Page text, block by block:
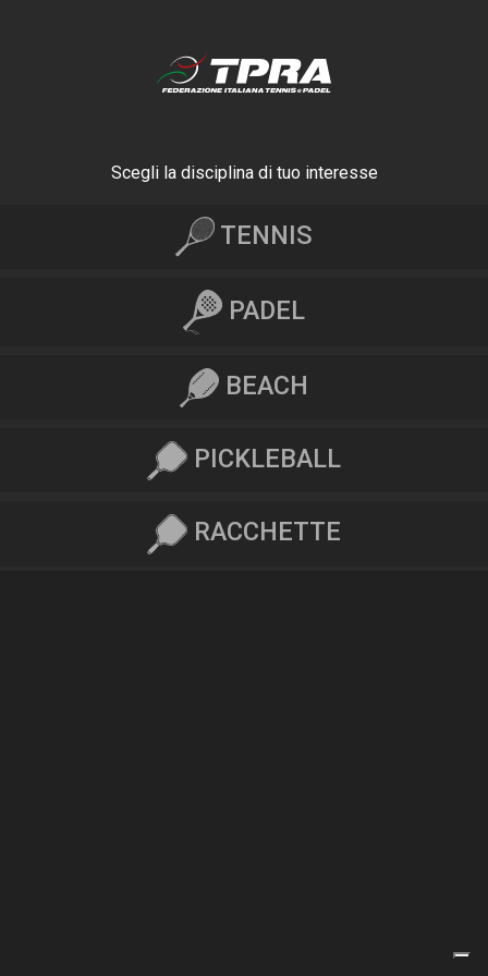
Scegli la disciplina di tuo interesse
TENNIS
PADEL
BEACH
PICKLEBALL
RACCHETTE